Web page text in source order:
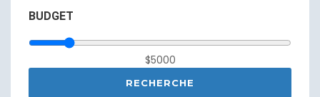
BUDGET
$5000
RECHERCHE